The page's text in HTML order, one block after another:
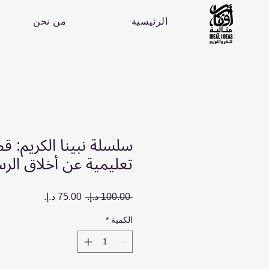
من نحن الرئيسية
سلسلة نبينا
تعليمية عن أخلاق
‏100.00 د.إ.‏
سعر
الكمية *